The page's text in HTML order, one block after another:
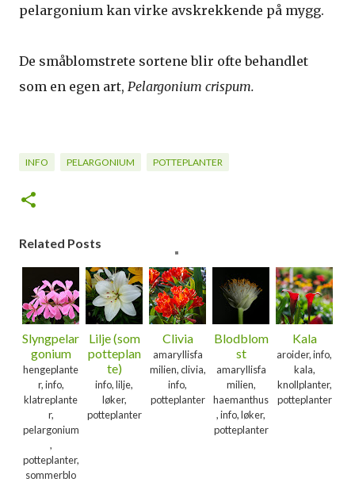
pelargonium kan virke avskrekkende på mygg.
De småblomstrete sortene blir ofte behandlet
som en egen art, Pelargonium crispum.
INFO PELARGONIUM POTTEPLANTER
Related Posts
Slyngpelar
gonium
hengeplante
r, info,
klatreplante
r,
pelargonium
,
potteplanter,
sommerblo
Lilje (som
potteplan
te)
info, lilje,
løker,
potteplanter
Clivia
amaryllisfa
milien, clivia,
info,
potteplanter
Blodblom
st
amaryllisfa
milien,
haemanthus
, info, løker,
potteplanter
Kala
aroider, info,
kala,
knollplanter,
potteplanter